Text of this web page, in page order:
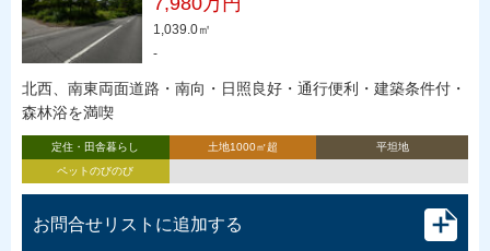
1,039.0㎡
-
北西、南東両面道路・南向・日照良好・通行便利・建築条件付・
森林浴を満喫
定住・田舎暮らし 土地1000㎡超
平坦地
ペットのびのび
お問合せリストに追加する